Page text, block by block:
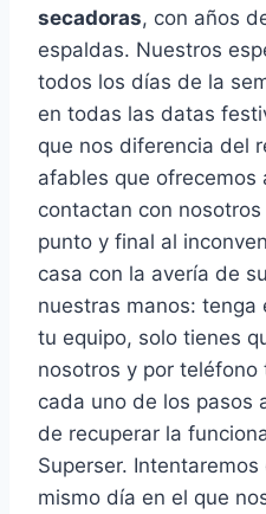
secadoras, con años
espaldas. Nuestros
todos los días de la
en todas las datas
que nos diferencia del
afables que ofrecemos
contactan con
punto y final al
casa con la avería de
nuestras manos: tenga
tu equipo, solo tienes
nosotros y por
cada uno de los pasos
de recuperar la
Superser.
mismo día en el que